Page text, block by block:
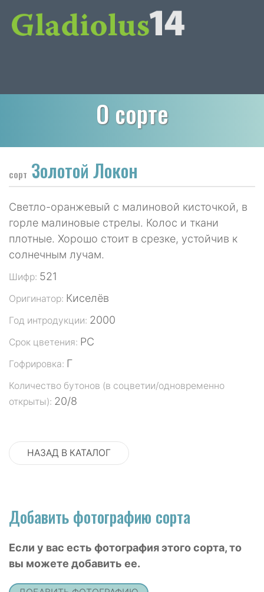
О сорте
сорт Золотой Локон
Светло-оранжевый с малиновой кисточкой, в
горле малиновые стрелы. Колос и ткани
плотные. Хорошо стоит в срезке, устойчив к
солнечным лучам.
Шифр: 521
Оригинатор: Киселёв
Год интродукции: 2000
Срок цветения: РС
Гофрировка: Г
Количество бутонов (в соцветии/одновременно
открыты): 20/8
НАЗАД В КАТАЛОГ
Добавить фотографию сорта
Если у вас есть фотография этого сорта, то
вы можете добавить ее.